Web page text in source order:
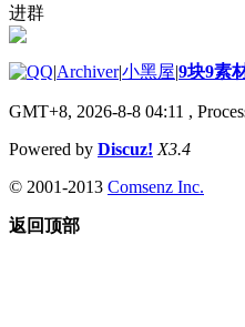
进群
|Archiver|小黑屋|9块9素
GMT+8, 2026-8-8 04:11 ,
Powered by Discuz! X3.4
© 2001-2013 Comsenz Inc.
返回顶部